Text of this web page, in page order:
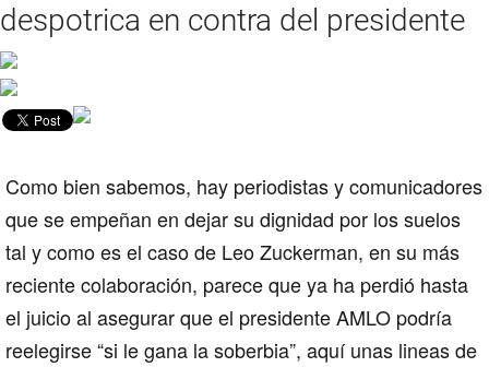
despotrica en contra del presidente
Como bien sabemos, hay periodistas y comunicadores
que se empeñan en dejar su dignidad por los suelos
tal y como es el caso de Leo Zuckerman, en su más
reciente colaboración, parece que ya ha perdió hasta
el juicio al asegurar que el presidente AMLO podría
reelegirse “si le gana la soberbia”, aquí unas lineas de